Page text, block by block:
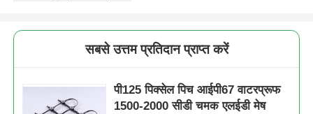
सबसे उत्तम प्रतिदान प्राप्त करें
पी125 पिक्सेल पिच आईपी67 वाटरप्रूफ
1500-2000 सीडी चमक एलईडी मेष